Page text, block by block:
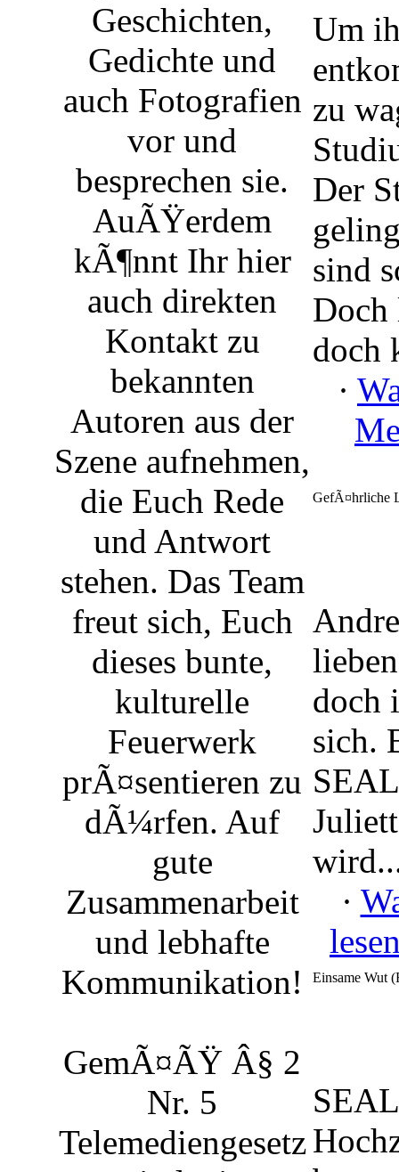
Geschichten,
Gedichte und
auch Fotografien
vor und
besprechen sie.
AuÃŸerdem
kÃ¶nnt Ihr hier
auch direkten
Kontakt zu
bekannten
Autoren aus der
Szene aufnehmen,
die Euch Rede
und Antwort
stehen. Das Team
freut sich, Euch
dieses bunte,
kulturelle
Feuerwerk
prÃ¤sentieren zu
dÃ¼rfen. Auf
gute
Zusammenarbeit
und lebhafte
Kommunikation!
GemÃ¤ÃŸ Â§ 2
Nr. 5
Telemediengesetz
Um
zu
Der
sind
Doch
doch
·
GefÃ¤hrliche
doch
sich.
·
Einsame Wut